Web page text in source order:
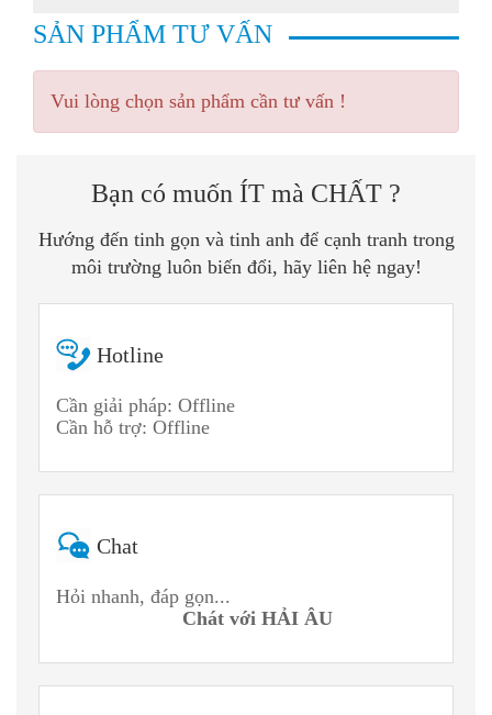
SẢN PHẨM TƯ VẤN
Vui lòng chọn sản phẩm cần tư vấn !
Bạn có muốn ÍT mà CHẤT ?
Hướng đến tinh gọn và tinh anh để cạnh tranh trong
môi trường luôn biến đổi, hãy liên hệ ngay!
Hotline
Cần giải pháp: Offline
Cần hỗ trợ: Offline
Chat
Hỏi nhanh, đáp gọn...
Chát với HẢI ÂU